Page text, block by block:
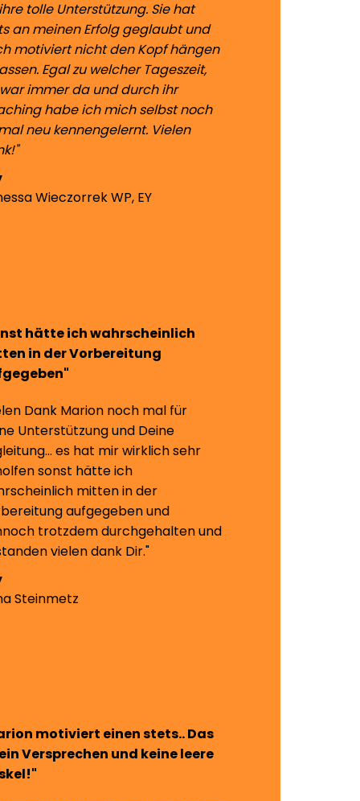
tolle Unterstützung. Sie hat
an meinen Erfolg geglaubt und
motiviert nicht den Kopf hängen
Egal zu welcher Tageszeit,
immer da und durch ihr
habe ich mich selbst noch
neu kennengelernt. Vielen
WieczorrekWP, EY
hätte ich wahrscheinlich
in der Vorbereitung
Dank Marion noch mal für
Unterstützung und Deine
es hat mir wirklich sehr
sonst hätte ich
mitten in der
aufgegeben und
trotzdem durchgehalten und
vielen dank Dir."
Steinmetz
motiviert einen stets.. Das
Versprechen und keine leere